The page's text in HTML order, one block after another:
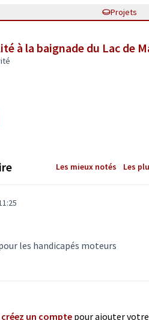
Projets
à la baignade du Lac de
Les mieux notés Les
les handicapés moteurs
créez un compte pour ajouter